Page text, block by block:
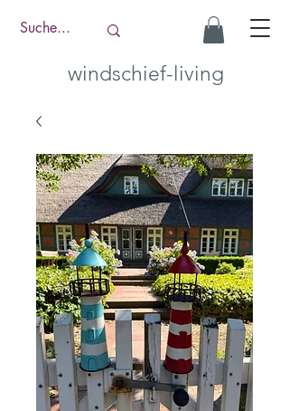
windschief-living